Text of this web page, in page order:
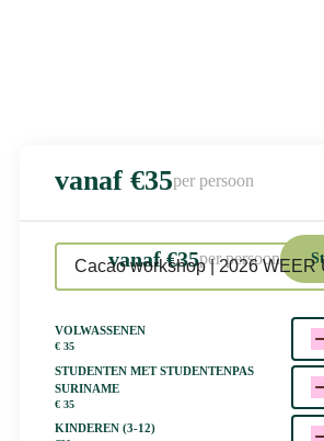
vanaf €35per persoon
Cacao workshop | 2026 WEER
Volwassenen
€35
Studenten met studentenpas
suriname
€35
Kinderen (3-12)
vanaf €35per persoon